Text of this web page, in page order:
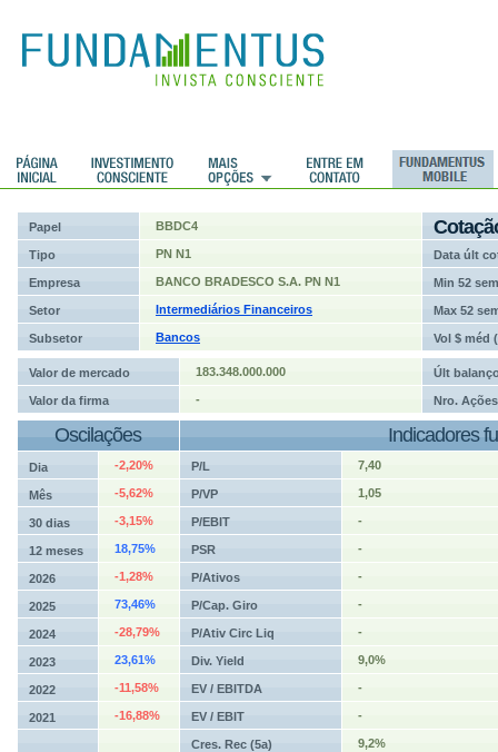
Papel BBDC4
Tipo PN N1 Data últ
Empresa BANCO BRADESCO S.A. PN N1 Min 52 sem
Setor Intermediários Financeiros Max 52
Subsetor Bancos Vol $ méd
Valor de mercado 183.348.000.000 Últ
Valor da firma - Nro. Ações
Oscilações Indicadores
Dia -2,20% P/L 7,40
Mês -5,62% P/VP 1,05
30 dias -3,15% P/EBIT -
12 meses 18,75% PSR -
2026 -1,28% P/Ativos -
2025 73,46% P/Cap. Giro -
2024 -28,79% P/Ativ Circ Liq -
2023 23,61% Div. Yield 9,0%
2022 -11,58% EV / EBITDA -
2021 -16,88% EV / EBIT -
Cres. Rec (5a) 9,2%